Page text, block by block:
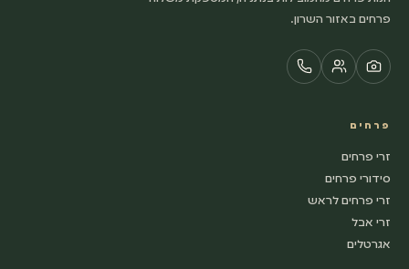
פרחים באזור השרון.
פרחים
זרי פרחים
סידורי פרחים
זרי פרחים לראש
זרי אבל
אגרטלים